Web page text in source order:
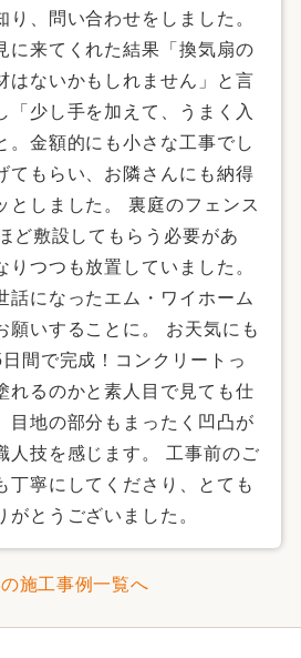
り、問い合わせをしました。
に来てくれた結果「換気扇の
はないかもしれません」と言
「少し手を加えて、うまく入
。金額的にも小さな工事でし
てもらい、お隣さんにも納得
としました。 裏庭のフェンス
ど敷設してもらう必要があ
りつつも放置していました。
話になったエム・ワイホーム
願いすることに。 お天気にも
間で完成！コンクリートっ
れるのかと素人目で見ても仕
目地の部分もまったく凹凸が
人技を感じます。 工事前のご
丁寧にしてくださり、とても
がとうございました。
施工事例一覧へ